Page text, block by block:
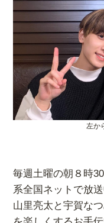
左か
毎週土曜の朝８時
系全国ネットで放
山里亮太と宇賀な